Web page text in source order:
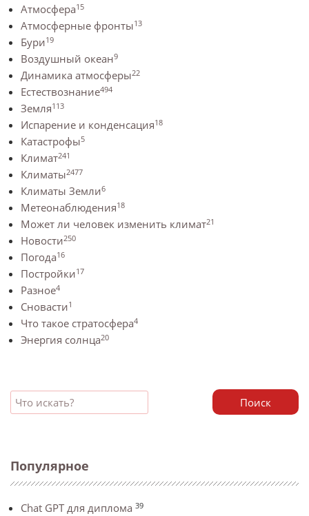
Атмосфера15
Атмосферные фронты13
Бури19
Воздушный океан9
Динамика атмосферы22
Естествознание494
Земля113
Испарение и конденсация18
Катастрофы5
Климат241
Климаты2477
Климаты Земли6
Метеонаблюдения18
Может ли человек изменить климат21
Новости250
Погода16
Постройки17
Разное4
Сновасти1
Что такое стратосфера4
Энергия солнца20
Поиск
Популярное
Chat GPT для диплома 39